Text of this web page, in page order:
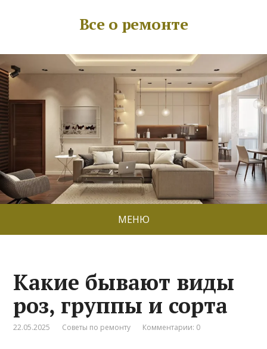
Все о ремонте
МЕНЮ
Какие бывают виды
роз, группы и сорта
22.05.2025 Советы по ремонту Комментарии: 0